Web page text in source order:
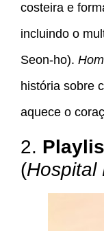
costeira e
incluindo o
Seon-ho).
história sobre
aquece o
2.
(Hospital